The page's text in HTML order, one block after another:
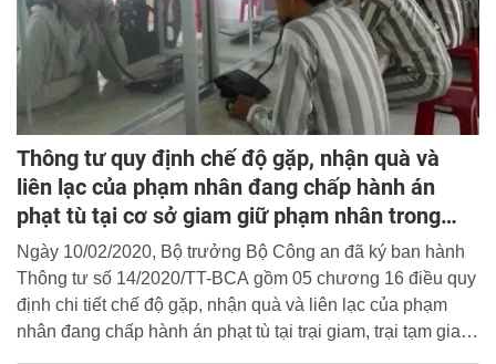
Thông tư quy định chế độ gặp, nhận quà và
liên lạc của phạm nhân đang chấp hành án
phạt tù tại cơ sở giam giữ phạm nhân trong
Công an nhân dân
Ngày 10/02/2020, Bộ trưởng Bộ Công an đã ký ban hành
Thông tư số 14/2020/TT-BCA gồm 05 chương 16 điều quy
định chi tiết chế độ gặp, nhận quà và liên lạc của phạm
nhân đang chấp hành án phạt tù tại trại giam, trại tạm giam,